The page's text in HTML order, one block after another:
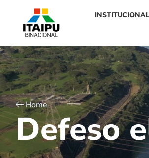
INSTITUCIONAL
Home
Defeso e